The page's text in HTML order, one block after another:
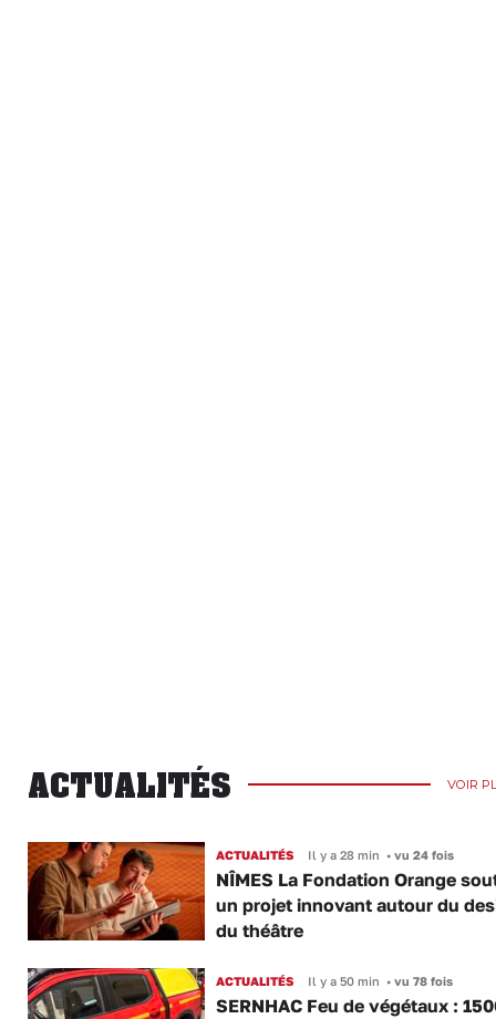
ACTUALITÉS VOIR
ACTUALITÉS Il y a 28 min •vu 24 fois
NÎMES La Fondation Orange
un projet innovant autour du
du théâtre
ACTUALITÉS Il y a 50 min •vu 78 fois
SERNHAC Feu de végétaux :